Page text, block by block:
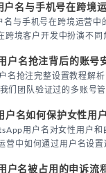
目标客户。
名与手机号在跨境
名与手机号在跨境运营中
跨境客户开发中扮演不同
队优化WhatsApp营销策
户名抢注背后的账号
名抢注完整设置教程解
们团队验证过的多账号
率。
户名如何保护女性用
用户名对女性用户和
营中如何通过用户名设置
户名被占用的申诉流